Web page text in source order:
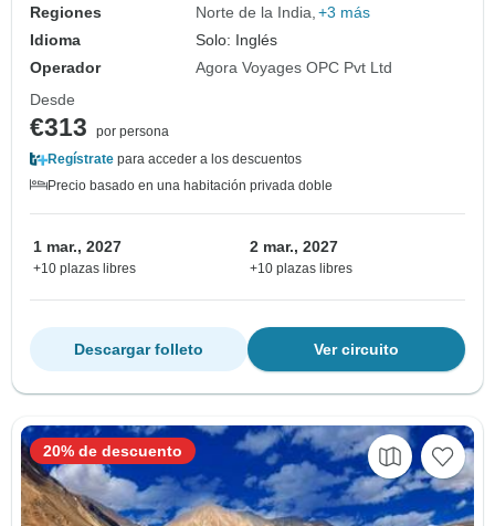
Regiones
Norte de la India +3 más
Idioma
Solo: Inglés
Operador
Agora Voyages OPC Pvt Ltd
Desde
€313
por persona
Regístrate para acceder a los descuentos
Precio basado en una habitación privada doble
1 mar., 2027
+10 plazas libres
2 mar., 2027
+10 plazas libres
Ver circuito
Descargar folleto
20% de descuento